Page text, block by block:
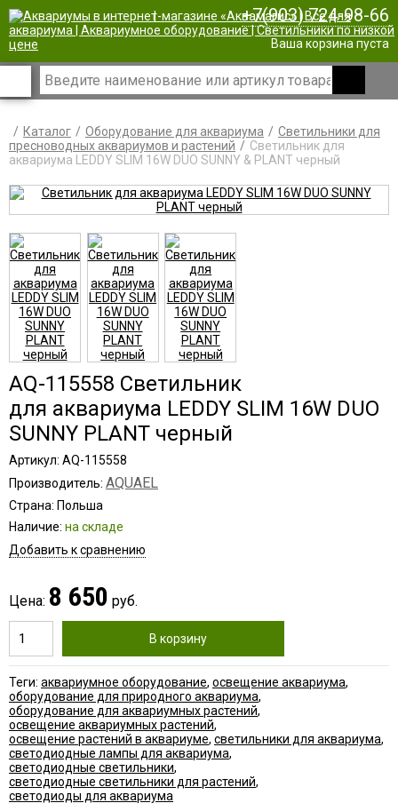
| +7(903) 724-98-66
Ваша корзина пуста
Каталог Оборудование для аквариума
Светильники для
пресноводных аквариумов и растений
Светильник для
аквариума LEDDY SLIM 16W DUO SUNNY & PLANT черный
AQ-115558 Светильник
для аквариума LEDDY SLIM 16W DUO
SUNNY PLANT черный
Артикул: AQ-115558
Производитель: AQUAEL
Страна: Польша
Наличие: на складе
Добавить к сравнению
Цена: 8 650 руб.
В корзину
Теги: аквариумное оборудование, освещение аквариума,
оборудование для природного аквариума,
оборудование для аквариумных растений,
освещение аквариумных растений,
освещение растений в аквариуме, светильники для аквариума,
светодиодные лампы для аквариума,
светодиодные светильники,
светодиодные светильники для растений,
светодиоды для аквариума